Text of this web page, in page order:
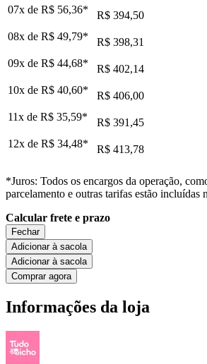
07x de R$ 56,36*
R$ 394,50
08x de R$ 49,79*
R$ 398,31
09x de R$ 44,68*
R$ 402,14
10x de R$ 40,60*
R$ 406,00
11x de R$ 35,59*
R$ 391,45
12x de R$ 34,48* R$ 413,78
*Juros: Todos os encargos da operação,
parcelamento e outras tarifas estão incluídas
Calcular frete e prazo
Fechar
Adicionar à sacola
Adicionar à sacola
Comprar agora
Informações da loja